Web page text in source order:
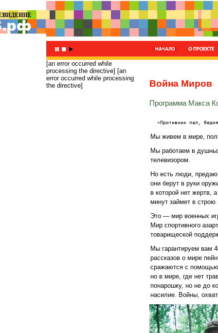
[an error occurred while
processing the directive] [an
error occurred while processing
the directive]
Война Миров
Программа Макса
«Противник пал,
Мы живем в мире,
Мы работаем в
телевизором.
Но есть люди,
они берут в руки
в которой нет жертв,
минут займет в
Это — мир военных
Мир спортивного
товарищеской
Мы гарантируем вам
рассказов о мире
сражаются с
но в мире, где нет
понарошку, но не до
насилие. Войны,